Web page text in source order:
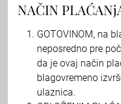
NAČIN
GOTOVINOM, na
neposredno pre
da je ovaj način
blagovremeno
ulaznica.